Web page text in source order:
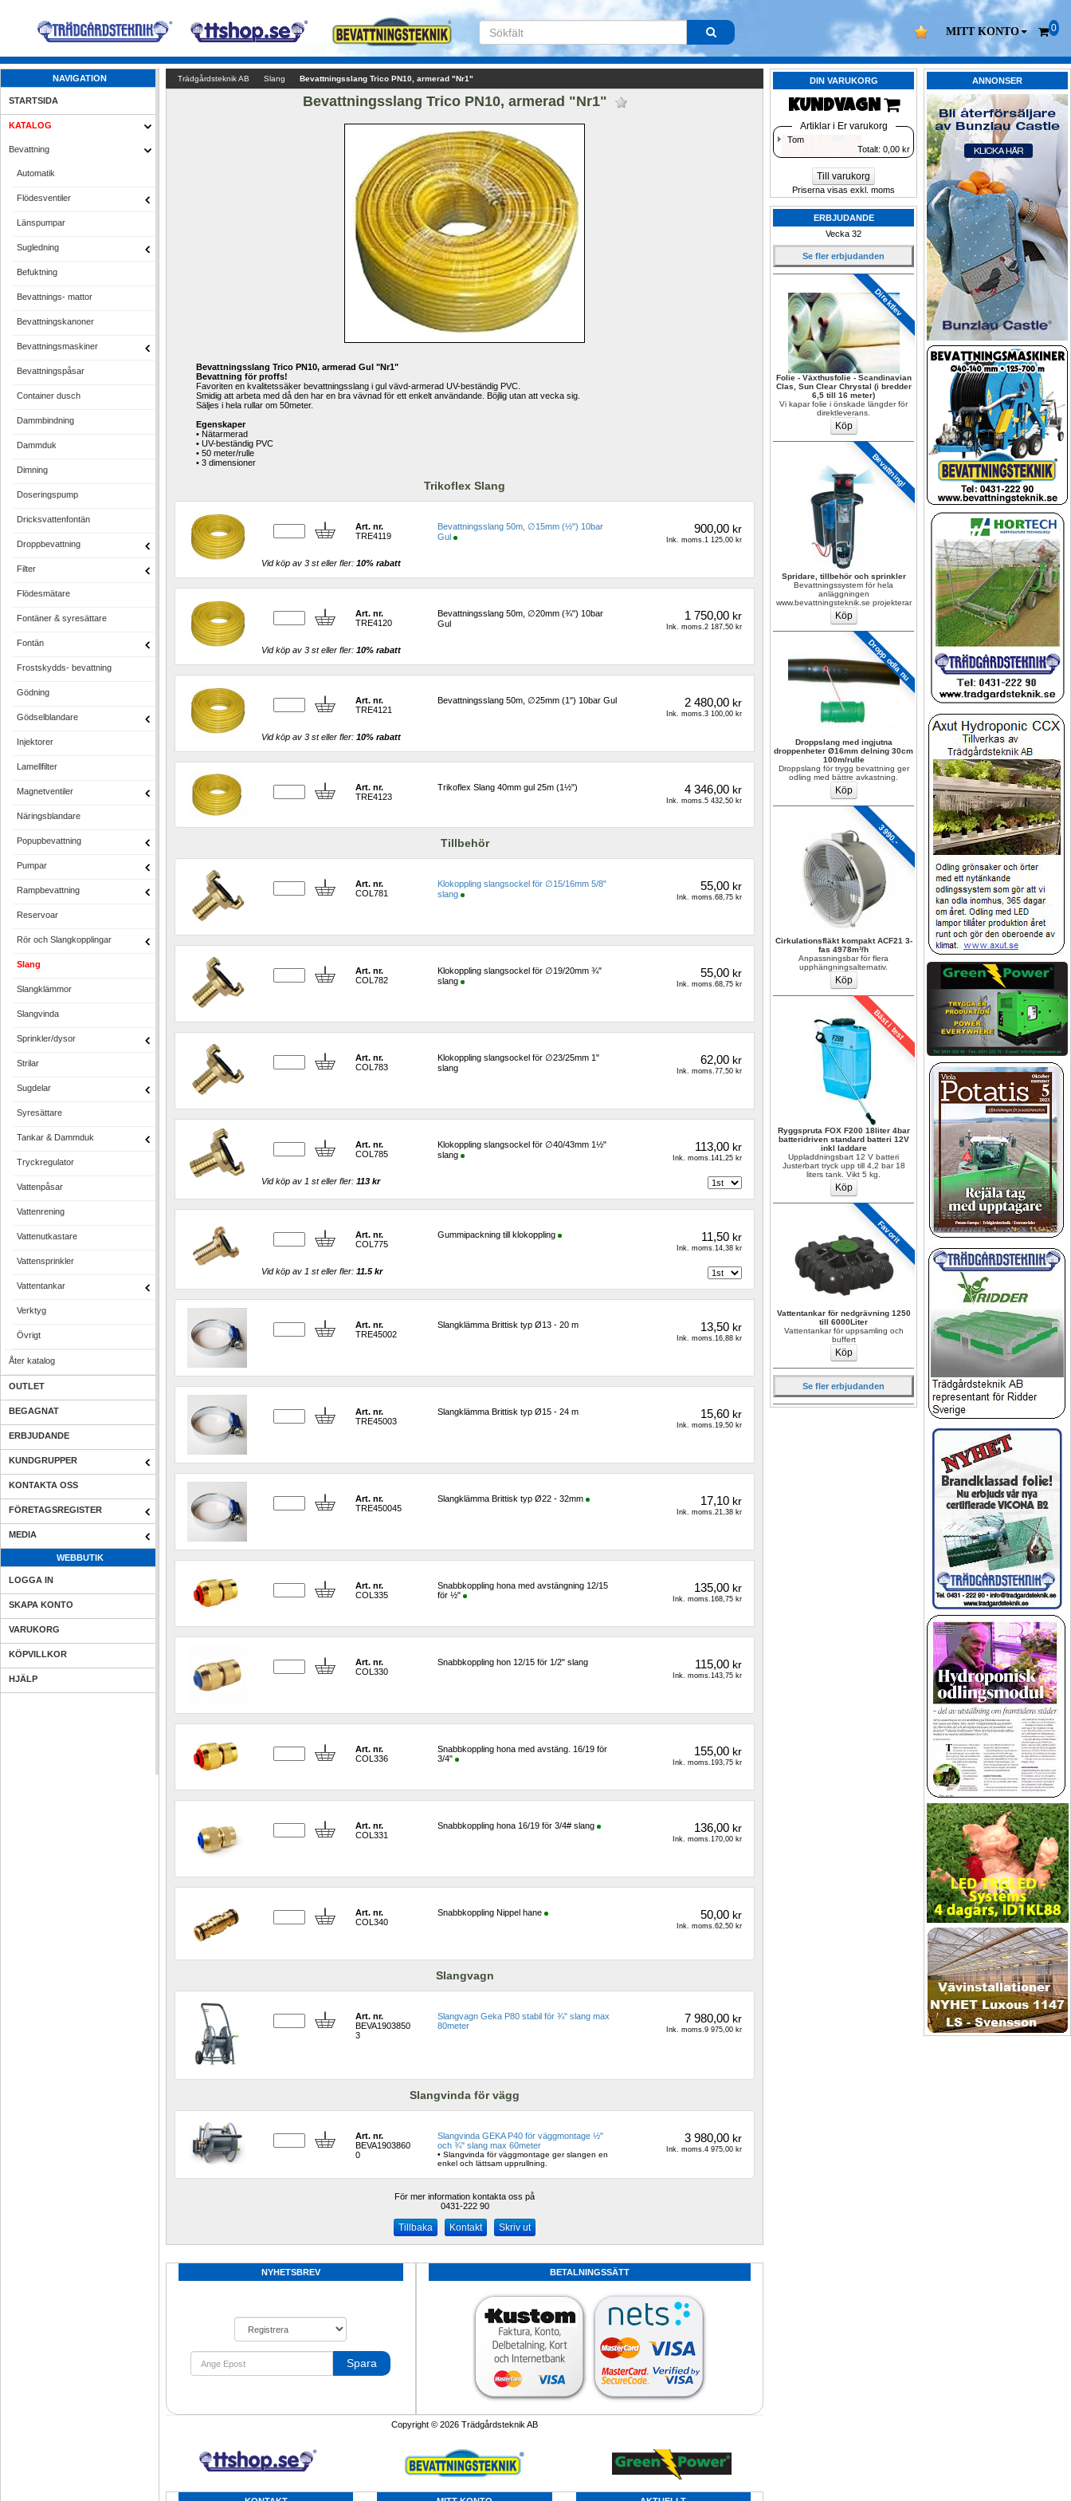
MITT KONTO 0
NAVIGATION
STARTSIDA
KATALOG
Bevattning
Automatik
Flödesventiler
Länspumpar
Sugledning
Befuktning
Bevattnings- mattor
Bevattningskanoner
Bevattningsmaskiner
Bevattningspåsar
Container dusch
Dammbindning
Dammduk
Dimning
Doseringspump
Dricksvattenfontän
Droppbevattning
Filter
Flödesmätare
Fontäner & syresättare
Fontän
Frostskydds- bevattning
Gödning
Gödselblandare
Injektorer
Lamellfilter
Magnetventiler
Näringsblandare
Popupbevattning
Pumpar
Rampbevattning
Reservoar
Rör och Slangkopplingar
Slang
Slangklämmor
Slangvinda
Sprinkler/dysor
Strilar
Sugdelar
Syresättare
Tankar & Dammduk
Tryckregulator
Vattenpåsar
Vattenrening
Vattenutkastare
Vattensprinkler
Vattentankar
Verktyg
Övrigt
Åter katalog
OUTLET
BEGAGNAT
ERBJUDANDE
KUNDGRUPPER
KONTAKTA OSS
FÖRETAGSREGISTER
MEDIA
WEBBUTIK
LOGGA IN
SKAPA KONTO
VARUKORG
KÖPVILLKOR
HJÄLP
ANNONSER
DIN VARUKORG
KUNDVAGN
Artiklar i Er varukorg
Tom
Totalt: 0,00 kr
Till varukorg
Priserna visas exkl. moms
ERBJUDANDE
Vecka 32
Se fler erbjudanden
Direktlev
Folie - Växthusfolie - Scandinavian
Clas, Sun Clear Chrystal (i bredder
6,5 till 16 meter)
Vi kapar folie i önskade längder för
direktleverans.
Bevattning!
Spridare, tillbehör och sprinkler
Bevattningssystem för hela
anläggningen
www.bevattningsteknik.se projekterar
Dropp odla nu
Droppslang med ingjutna
droppenheter Ø16mm delning 30cm
100m/rulle
Droppslang för trygg bevattning ger
odling med bättre avkastning.
3990.-
Cirkulationsfläkt kompakt ACF21 3-
fas 4978m³/h
Anpassningsbar för flera
upphängningsalternativ.
Bäst i test
Ryggspruta FOX F200 18liter 4bar
batteridriven standard batteri 12V
inkl laddare
Uppladdningsbart 12 V batteri
Justerbart tryck upp till 4,2 bar 18
liters tank. Vikt 5 kg.
Favorit
Vattentankar för nedgrävning 1250
till 6000Liter
Vattentankar för uppsamling och
buffert
Se fler erbjudanden
Trädgårdsteknik AB Slang Bevattningsslang Trico PN10, armerad "Nr1"
Bevattningsslang Trico PN10, armerad "Nr1"
Bevattningsslang Trico PN10, armerad Gul "Nr1"
Bevattning för proffs!
Favoriten en kvalitetssäker bevattningsslang i gul vävd-armerad UV-beständig PVC.
Smidig att arbeta med då den har en bra vävnad för ett enkelt användande. Böjlig utan att vecka sig.
Säljes i hela rullar om 50meter.
Egenskaper
• Nätarmerad
• UV-beständig PVC
• 50 meter/rulle
• 3 dimensioner
Trikoflex Slang
Art. nr.
TRE4119
Bevattningsslang 50m, ∅15mm (½") 10bar
Gul
900,00kr
Ink. moms.1 125,00 kr
Vid köp av 3 st eller fler: 10% rabatt
Art. nr.
TRE4120
Bevattningsslang 50m, ∅20mm (¾") 10bar
Gul
1 750,00kr
Ink. moms.2 187,50 kr
Vid köp av 3 st eller fler: 10% rabatt
Art. nr.
TRE4121
Bevattningsslang 50m, ∅25mm (1") 10bar Gul 2 480,00kr
Ink. moms.3 100,00 kr
Vid köp av 3 st eller fler: 10% rabatt
Art. nr.
TRE4123
Trikoflex Slang 40mm gul 25m (1½") 4 346,00kr
Ink. moms.5 432,50 kr
Tillbehör
Art. nr.
COL781
Klokoppling slangsockel för ∅15/16mm 5/8"
slang
55,00kr
Ink. moms.68,75 kr
Art. nr.
COL782
Klokoppling slangsockel för ∅19/20mm ¾"
slang
55,00kr
Ink. moms.68,75 kr
Art. nr.
COL783
Klokoppling slangsockel för ∅23/25mm 1"
slang
62,00kr
Ink. moms.77,50 kr
Art. nr.
COL785
Klokoppling slangsockel för ∅40/43mm 1½"
slang
113,00kr
Ink. moms.141,25 kr
Vid köp av 1 st eller fler: 113 kr
Art. nr.
COL775
Gummipackning till klokoppling 11,50kr
Ink. moms.14,38 kr
Vid köp av 1 st eller fler: 11.5 kr
Art. nr.
TRE45002
Slangklämma Brittisk typ Ø13 - 20 m 13,50kr
Ink. moms.16,88 kr
Art. nr.
TRE45003
Slangklämma Brittisk typ Ø15 - 24 m 15,60kr
Ink. moms.19,50 kr
Art. nr.
TRE450045
Slangklämma Brittisk typ Ø22 - 32mm 17,10kr
Ink. moms.21,38 kr
Art. nr.
COL335
Snabbkoppling hona med avstängning 12/15
för ½"
135,00kr
Ink. moms.168,75 kr
Art. nr.
COL330
Snabbkoppling hon 12/15 för 1/2" slang 115,00kr
Ink. moms.143,75 kr
Art. nr.
COL336
Snabbkoppling hona med avstäng. 16/19 för
3/4"
155,00kr
Ink. moms.193,75 kr
Art. nr.
COL331
Snabbkoppling hona 16/19 för 3/4# slang 136,00kr
Ink. moms.170,00 kr
Art. nr.
COL340
Snabbkoppling Nippel hane 50,00kr
Ink. moms.62,50 kr
Slangvagn
Art. nr.
BEVA1903850
3
Slangvagn Geka P80 stabil för ¾" slang max
80meter
7 980,00kr
Ink. moms.9 975,00 kr
Slangvinda för vägg
Art. nr.
BEVA1903860
0
Slangvinda GEKA P40 för väggmontage ½"
och ¾" slang max 60meter
• Slangvinda för väggmontage ger slangen en
enkel och lättsam upprullning.
3 980,00kr
Ink. moms.4 975,00 kr
För mer information kontakta oss på
0431-222 90
Kontakt Skriv ut
NYHETSBREV
Spara
BETALNINGSSÄTT
Copyright © 2026 Trädgårdsteknik AB